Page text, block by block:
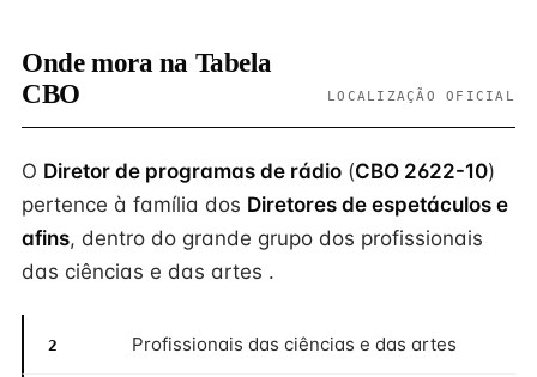
Onde mora na Tabela
CBO
LOCALIZAÇÃO OFICIAL
O Diretor de programas de rádio (CBO 2622-10)
pertence à família dos Diretores de espetáculos e
afins, dentro do grande grupo dos profissionais
das ciências e das artes .
2 Profissionais das ciências e das artes